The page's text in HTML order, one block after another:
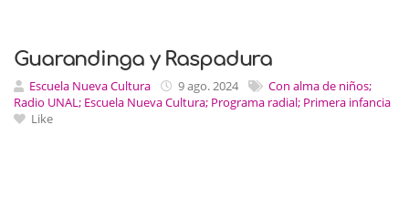
Guarandinga y Raspadura
Escuela Nueva Cultura 9 ago. 2024
Con alma de niños;
Radio UNAL; Escuela Nueva Cultura; Programa radial; Primera infancia
Like